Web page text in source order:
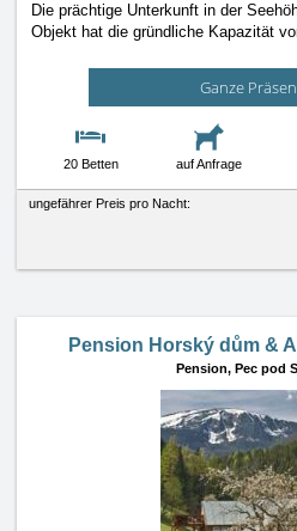
Die prächtige Unterkunft in der
Objekt hat die gründliche Kapazität
Ganze
20 Betten auf Anfrage
ungefährer Preis pro Nacht:
Pension Horský dům &
Pension, Pec pod